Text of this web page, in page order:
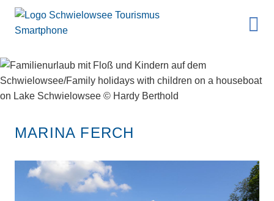
MARINA FERCH